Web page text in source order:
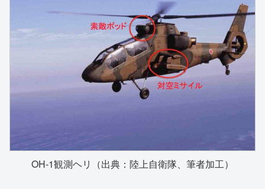
OH-1観測ヘリ（出典：陸上自衛隊、筆者加工）